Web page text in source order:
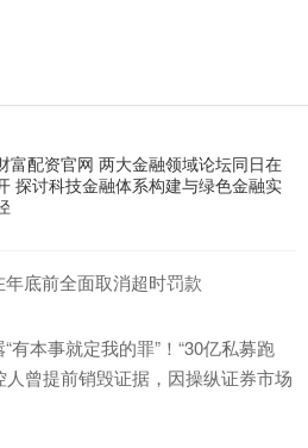
富配资官网 两大金融领域论坛同日在
探讨科技金融体系构建与绿色金融实
底前全面取消超时罚款
有本事就定我的罪”！“30亿私募跑
人曾提前销毁证据，因操纵证券市场